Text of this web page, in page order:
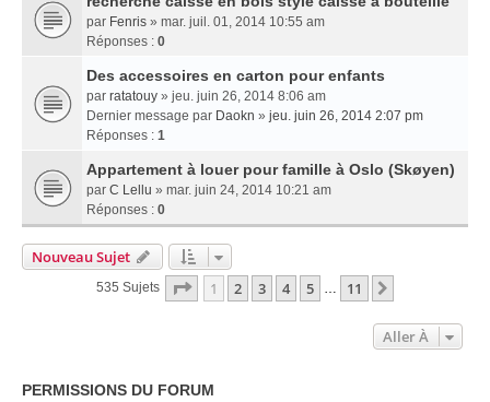
par Fenris » mar. juil. 01, 2014 10:55 am
Réponses : 0
Des accessoires en carton pour enfants
par ratatouy » jeu. juin 26, 2014 8:06 am
Dernier message par Daokn » jeu. juin 26, 2014 2:07 pm
Réponses : 1
Appartement à louer pour famille à Oslo (Skøyen)
par C Lellu » mar. juin 24, 2014 10:21 am
Réponses : 0
Nouveau Sujet
535 Sujets Page 1Sur
1 2 3 4 5 … 11
Aller À
PERMISSIONS DU FORUM